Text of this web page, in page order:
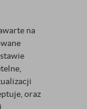
na
oraz